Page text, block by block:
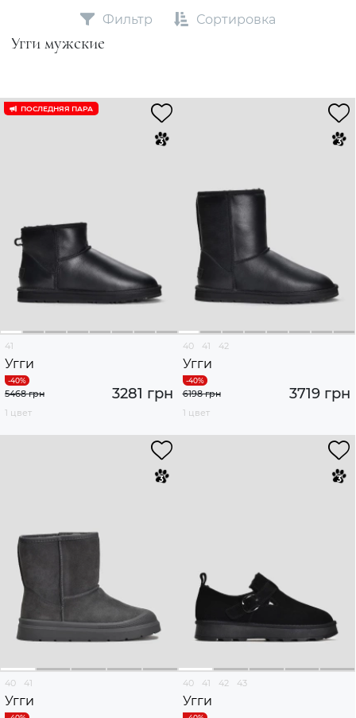
Угги мужские
Фильтр Сортировка
ПОСЛЕДНЯЯ ПАРА
41
Угги
3281 грн
5468 грн
1 цвет
40 41 42
Угги
3719 грн
6198 грн
1 цвет
40 41
Угги
40 41 42 43
Угги